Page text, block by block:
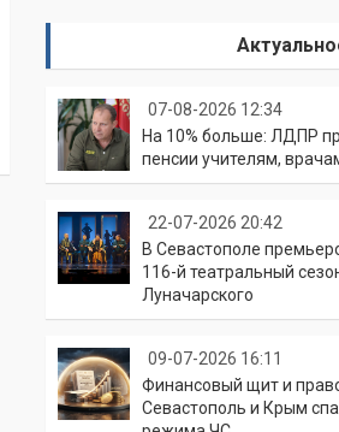
07-08-2026 12:34
На 10% больше: ЛДПР
пенсии учителям,
22-07-2026 20:42
В Севастополе
116-й театральный
Луначарского
09-07-2026 16:11
Финансовый щит и
Севастополь и Крым